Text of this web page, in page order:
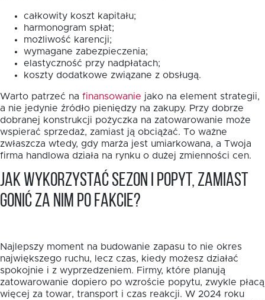
całkowity koszt kapitału;
harmonogram spłat;
możliwość karencji;
wymagane zabezpieczenia;
elastyczność przy nadpłatach;
koszty dodatkowe związane z obsługą.
Warto patrzeć na finansowanie jako na element strategii,
a nie jedynie źródło pieniędzy na zakupy. Przy dobrze
dobranej konstrukcji pożyczka na zatowarowanie może
wspierać sprzedaż, zamiast ją obciążać. To ważne
zwłaszcza wtedy, gdy marża jest umiarkowana, a Twoja
firma handlowa działa na rynku o dużej zmienności cen.
Jak wykorzystać sezon i popyt, zamiast
gonić za nim po fakcie?
Najlepszy moment na budowanie zapasu to nie okres
największego ruchu, lecz czas, kiedy możesz działać
spokojnie i z wyprzedzeniem. Firmy, które planują
zatowarowanie dopiero po wzroście popytu, zwykle płacą
więcej za towar, transport i czas reakcji. W 2024 roku